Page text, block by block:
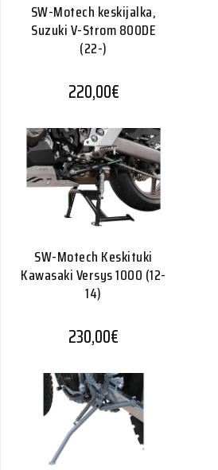
SW-Motech keskijalka,
Suzuki V-Strom 800DE
(22-)
220,00€
SW-Motech Keskituki
Kawasaki Versys 1000 (12-
14)
230,00€